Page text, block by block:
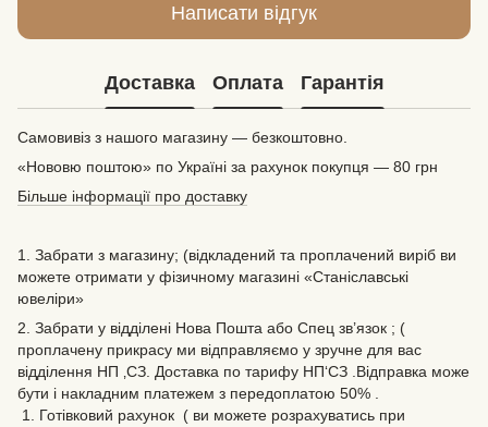
Написати відгук
Доставка Оплата Гарантія
Самовивіз з нашого магазину — безкоштовно.
«Нововю поштою» по Україні за рахунок покупця — 80 грн
Більше інформації про доставку
1. Забрати з магазину; (відкладений та проплачений виріб ви
можете отримати у фізичному магазині «Станіславські
ювеліри»
2. Забрати у відділені Нова Пошта або Спец зв’язок ; (
проплачену прикрасу ми відправляємо у зручне для вас
відділення НП ‚СЗ. Доставка по тарифу НП‘СЗ .Відправка може
бути і накладним платежем з передоплатою 50% .
1. Готівковий рахунок ( ви можете розрахуватись при